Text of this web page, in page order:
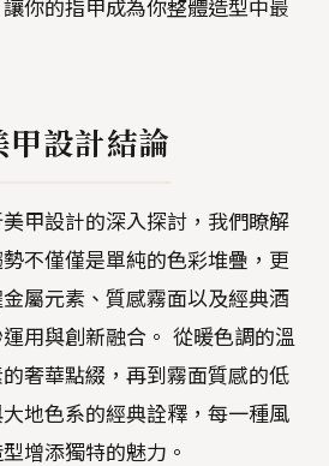
你的指甲成為你整體造型中最
設計結論
甲設計的深入探討，我們瞭解
不僅僅是單純的色彩堆疊，更
屬元素、質感霧面以及經典酒
用與創新融合。 從暖色調的溫
奢華點綴，再到霧面質感的低
地色系的經典詮釋，每一種風
增添獨特的魅力。